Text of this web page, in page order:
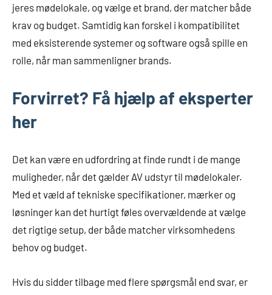
jeres mødelokale, og vælge et brand, der matcher både
krav og budget. Samtidig kan forskel i kompatibilitet
med eksisterende systemer og software også spille en
rolle, når man sammenligner brands.
Forvirret? Få hjælp af eksperter
her
Det kan være en udfordring at finde rundt i de mange
muligheder, når det gælder AV udstyr til mødelokaler.
Med et væld af tekniske specifikationer, mærker og
løsninger kan det hurtigt føles overvældende at vælge
det rigtige setup, der både matcher virksomhedens
behov og budget.
Hvis du sidder tilbage med flere spørgsmål end svar, er